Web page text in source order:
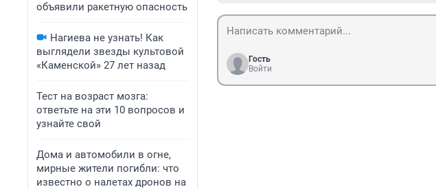
объявили ракетную опасность
Нагиева не узнать! Как
выглядели звезды культовой
«Каменской» 27 лет назад
Тест на возраст мозга:
ответьте на эти 10 вопросов и
узнайте свой
Дома и автомобили в огне,
мирные жители погибли: что
известно о налетах дронов на
Гость
Войти